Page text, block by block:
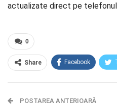
actualizate direct pe
0
Share Facebook
Telegram OK.ru
POSTAREA ANTERIOARĂ